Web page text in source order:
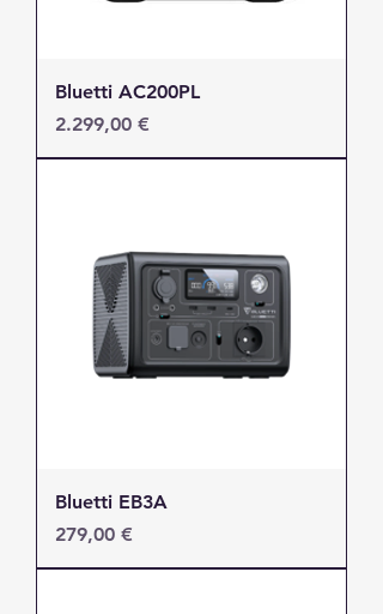
Bluetti AC200PL
Τιμή
2.299,00 €
Bluetti EB3A
Τιμή
279,00 €